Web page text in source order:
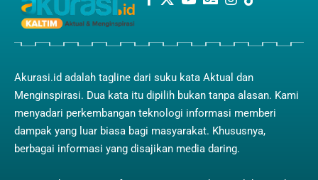
Akurasi.id adalah tagline dari suku kata Aktual dan
Menginspirasi. Dua kata itu dipilih bukan tanpa alasan. Kami
menyadari perkembangan teknologi informasi memberi
dampak yang luar biasa bagi masyarakat. Khususnya,
berbagai informasi yang disajikan media daring.